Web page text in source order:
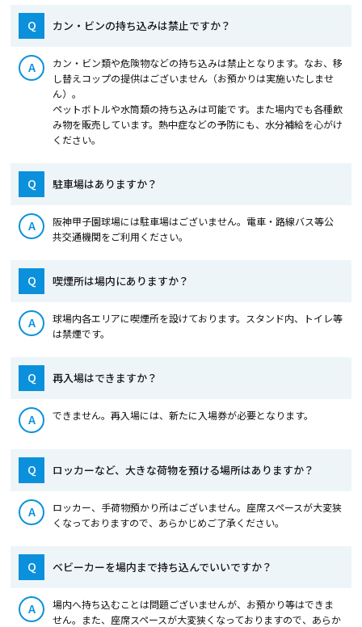
Q カン・ビンの持ち込みは禁止ですか？
A
カン・ビン類や危険物などの持ち込みは禁止となります。なお、移
し替えコップの提供はございません（お預かりは実施いたしませ
ん）。
ペットボトルや水筒類の持ち込みは可能です。また場内でも各種飲
み物を販売しています。熱中症などの予防にも、水分補給を心がけ
ください。
Q 駐車場はありますか？
A
阪神甲子園球場には駐車場はございません。電車・路線バス等公
共交通機関をご利用ください。
Q 喫煙所は場内にありますか？
A
球場内各エリアに喫煙所を設けております。スタンド内、トイレ等
は禁煙です。
Q 再入場はできますか？
A できません。再入場には、新たに入場券が必要となります。
Q ロッカーなど、大きな荷物を預ける場所はありますか？
A
ロッカー、手荷物預かり所はございません。座席スペースが大変狭
くなっておりますので、あらかじめご了承ください。
Q ベビーカーを場内まで持ち込んでいいですか？
A
場内へ持ち込むことは問題ございませんが、お預かり等はできま
せん。また、座席スペースが大変狭くなっておりますので、あらか